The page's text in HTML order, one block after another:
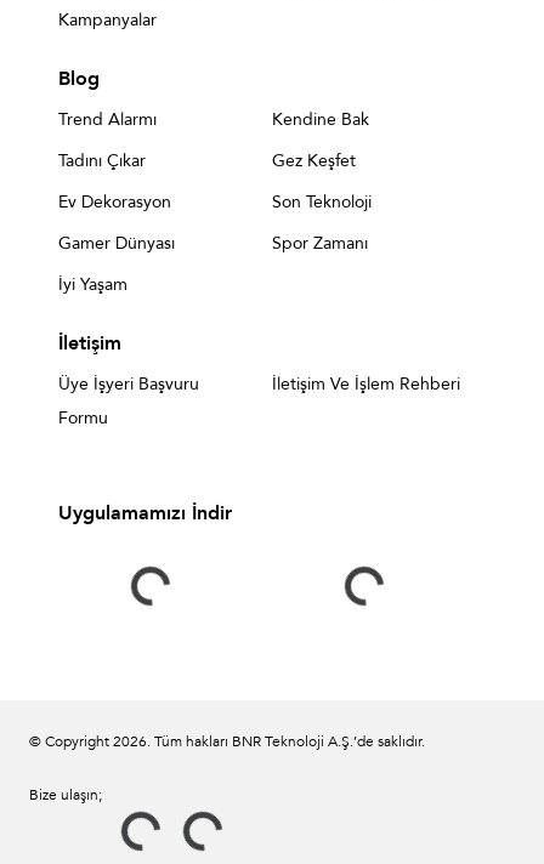
Kampanyalar
Blog
Trend Alarmı
Kendine Bak
Tadını Çıkar
Gez Keşfet
Ev Dekorasyon
Son Teknoloji
Gamer Dünyası
Spor Zamanı
İyi Yaşam
İletişim
Üye İşyeri Başvuru
Formu
İletişim Ve İşlem Rehberi
Uygulamamızı İndir
© Copyright2026. Tüm hakları BNR Teknoloji A.Ş.’de saklıdır.
Bize ulaşın;